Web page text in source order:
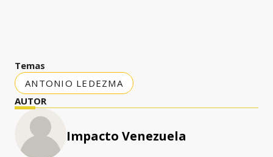
Temas
ANTONIO LEDEZMA
AUTOR
Impacto Venezuela